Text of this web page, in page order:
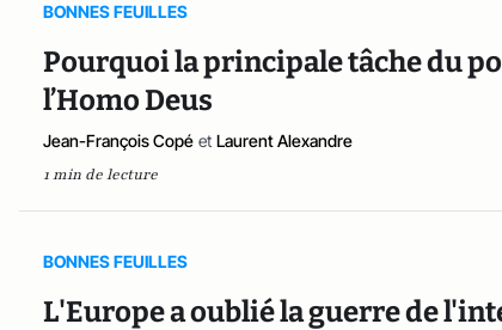
BONNES FEUILLES
Pourquoi la principale tâche du
l’Homo Deus
Jean-François Copé et Laurent Alexandre
1 min de lecture
BONNES FEUILLES
L'Europe a oublié la guerre de